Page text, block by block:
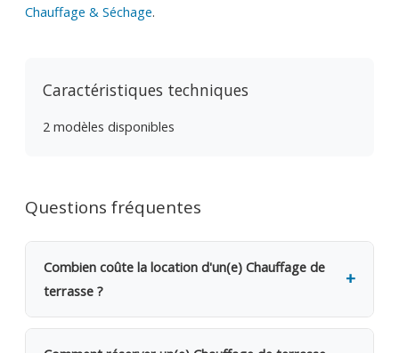
Chauffage & Séchage.
Caractéristiques techniques
2 modèles disponibles
Questions fréquentes
Combien coûte la location d'un(e) Chauffage de
terrasse ?
La location d'un(e) Chauffage de terrasse coûte 18€
TVAC par jour (14.88€ HTVA). Une caution de 200€